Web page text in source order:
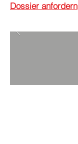
Dossier anfordern